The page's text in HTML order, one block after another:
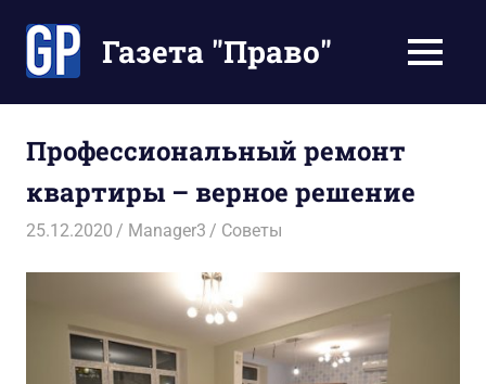
содержимомуГазета "Право"
экономят
Ваше
время
МЕНЮ
Профессиональный ремонт
квартиры – верное решение
25.12.2020 Manager3 Советы